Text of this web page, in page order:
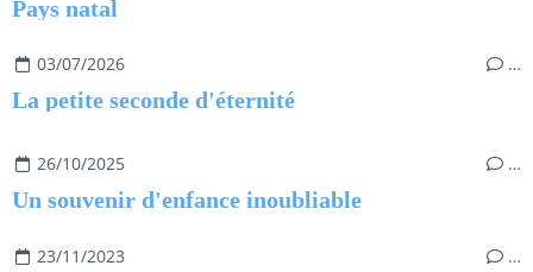
Pays natal
03/07/2026 …
La petite seconde d'éternité
26/10/2025 …
Un souvenir d'enfance inoubliable
23/11/2023 …